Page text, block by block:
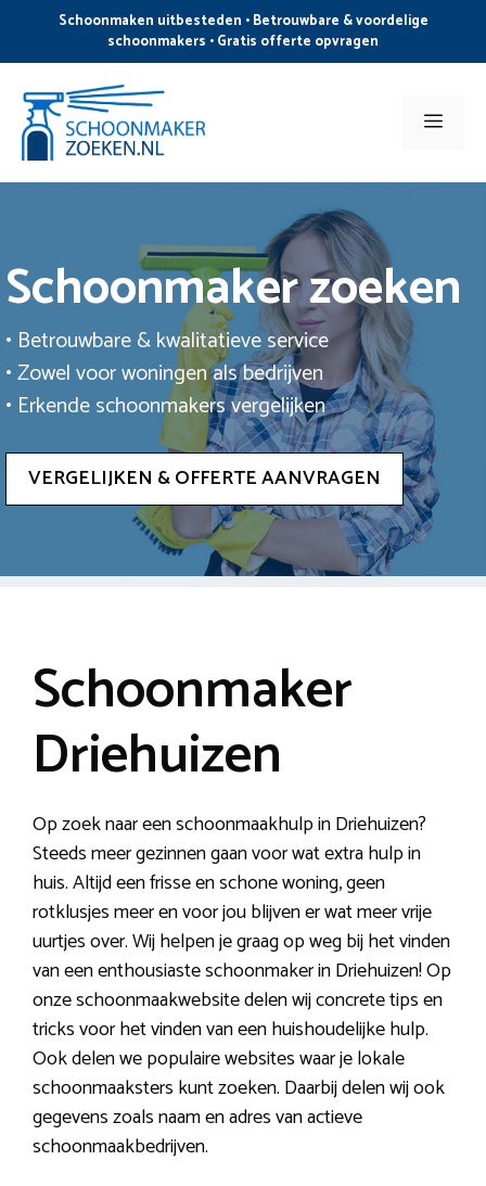
de
inhoud
Schoonmaken uitbesteden • Betrouwbare & voordelige
schoonmakers • Gratis offerte opvragen
Menu
Schoonmaker zoeken
• Betrouwbare & kwalitatieve service
• Zowel voor woningen als bedrijven
• Erkende schoonmakers vergelijken
VERGELIJKEN & OFFERTE AANVRAGEN
Schoonmaker
Driehuizen
Op zoek naar een schoonmaakhulp in Driehuizen?
Steeds meer gezinnen gaan voor wat extra hulp in
huis. Altijd een frisse en schone woning, geen
rotklusjes meer en voor jou blijven er wat meer vrije
uurtjes over. Wij helpen je graag op weg bij het vinden
van een enthousiaste schoonmaker in Driehuizen! Op
onze schoonmaakwebsite delen wij concrete tips en
tricks voor het vinden van een huishoudelijke hulp.
Ook delen we populaire websites waar je lokale
schoonmaaksters kunt zoeken. Daarbij delen wij ook
gegevens zoals naam en adres van actieve
schoonmaakbedrijven.